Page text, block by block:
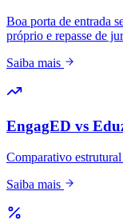
Boa porta de entrada
próprio e repasse de
Saiba mais
EngagED vs
Comparativo
Saiba mais